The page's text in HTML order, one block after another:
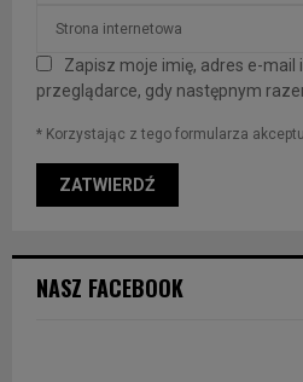
Zapisz moje imię, adres e-
przeglądarce, gdy następnym
* Korzystając z tego formularza
NASZ FACEBOOK